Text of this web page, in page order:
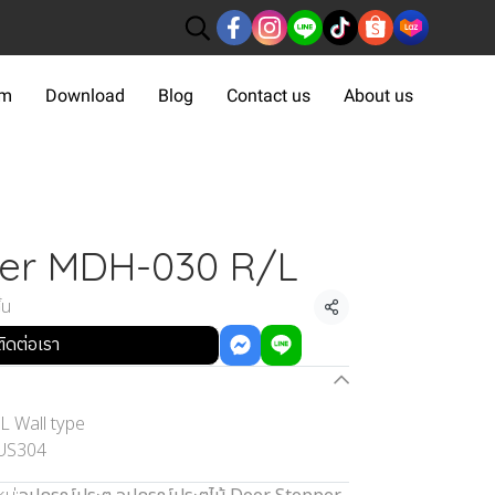
Download Blog Contact us About us
MDH-030 R/L
แชร์
ต่อเรา
Wall type